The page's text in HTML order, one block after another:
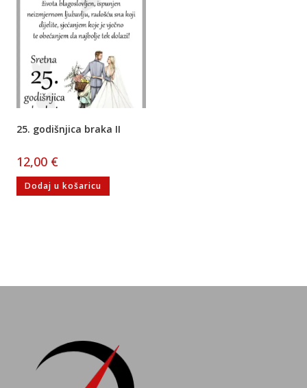
25. godišnjica braka II
12,00 €
Dodaj u košaricu